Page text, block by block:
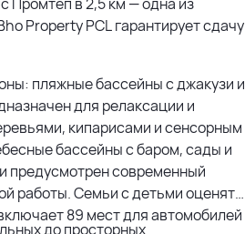
Property PCL гарантирует сдачу
пляжные бассейны с джакузи и
для релаксации и
кипарисами и сенсорным
бассейны с баром, сады и
предусмотрен современный
работы. Семьи с детьми оценят
89 мест для автомобилей
до просторных